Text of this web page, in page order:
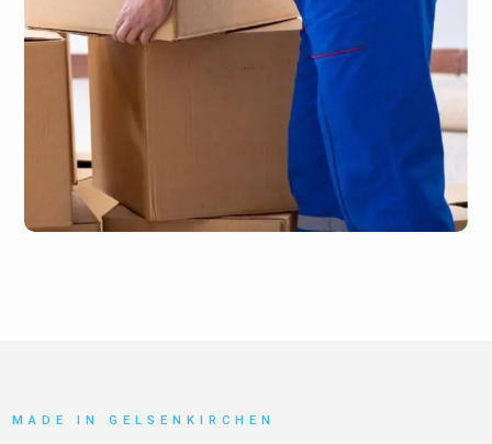
MADE IN GELSENKIRCHEN